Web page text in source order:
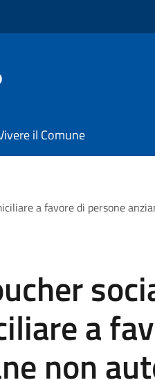
il Comune
a favore di persone
a
non